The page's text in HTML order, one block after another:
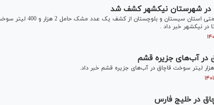
معاون اجرایی در امور شعب تعزیرات حکومتی استان سیستان و
در نیکشهر خبر داد .